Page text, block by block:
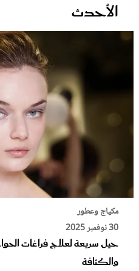
الأحدث
مكياج وعطور
30 نوفمبر 2025
حيل سريعة لعلاج فراغات
والكثافة
غلاف